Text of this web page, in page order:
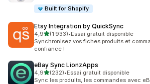
Built for Shopify
Etsy Integration by QuickSync
4,9étoile(s) sur 5
(1 933)
1933 avis au total
•Essai gratuit disponible
Synchronisez vos fiches produits et
confiance !
eBay Sync LionzApps
4,9étoile(s) sur 5
(232)
232 avis au total
•Essai gratuit disponible
Sync les produits, les commandes avec